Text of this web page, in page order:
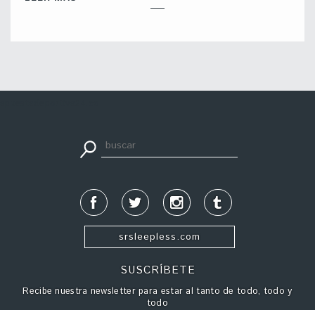
srsleepless.com
SUSCRÍBETE
Recibe nuestra newsletter para estar al tanto de todo, todo y
todo